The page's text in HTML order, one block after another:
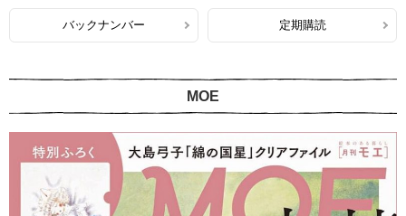
バックナンバー 定期購読
MOE